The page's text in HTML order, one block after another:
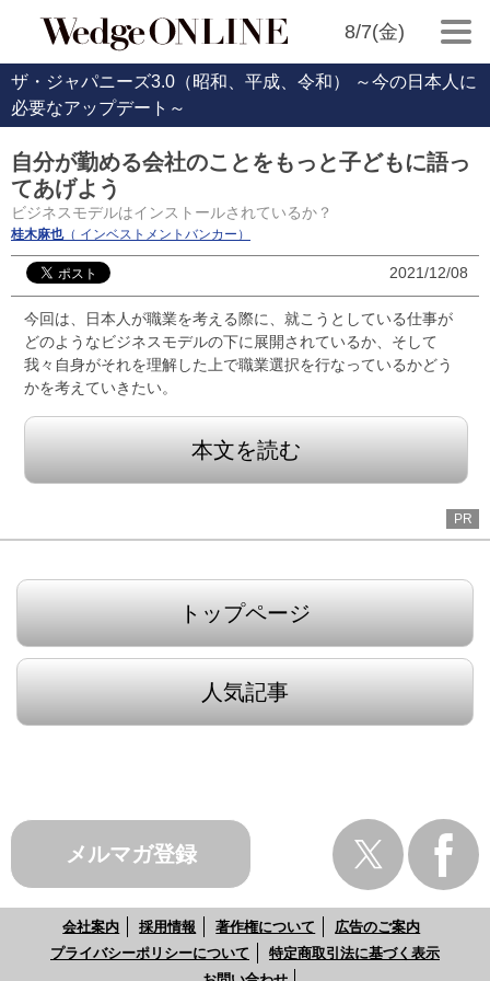
8/7(金)
ザ・ジャパニーズ3.0（昭和、平成、令和） ～今の日本人に
必要なアップデート～
自分が勤める会社のことをもっと子どもに語っ
てあげよう
ビジネスモデルはインストールされているか？
桂木麻也（ インベストメントバンカー）
2021/12/08
今回は、日本人が職業を考える際に、就こうとしている仕事が
どのようなビジネスモデルの下に展開されているか、そして
我々自身がそれを理解した上で職業選択を行なっているかどう
かを考えていきたい。
本文を読む
PR
トップページ
人気記事
メルマガ登録
会社案内 採用情報 著作権について
広告のご案内
プライバシーポリシーについて
特定商取引法に基づく表示